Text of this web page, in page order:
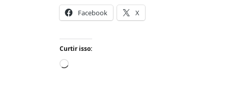
Facebook X
Curtir isso:
Carregando...